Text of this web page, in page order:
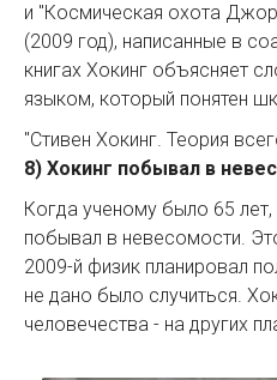
и "Космическая охота
(2009 год), написанные в
книгах Хокинг объясняет
языком, который понятен
"Стивен Хокинг. Теория
8) Хокинг побывал в
Когда ученому было 65
побывал в невесомости.
2009-й физик планировал
не дано было случиться.
человечества - на других